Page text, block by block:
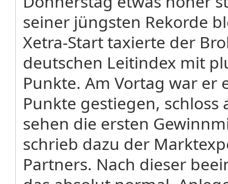
seiner jüngsten Rekorde
Xetra-Start taxierte der
deutschen Leitindex mit
Punkte. Am Vortag war er
Punkte gestiegen,
sehen die ersten
schrieb dazu der
Partners. Nach dieser